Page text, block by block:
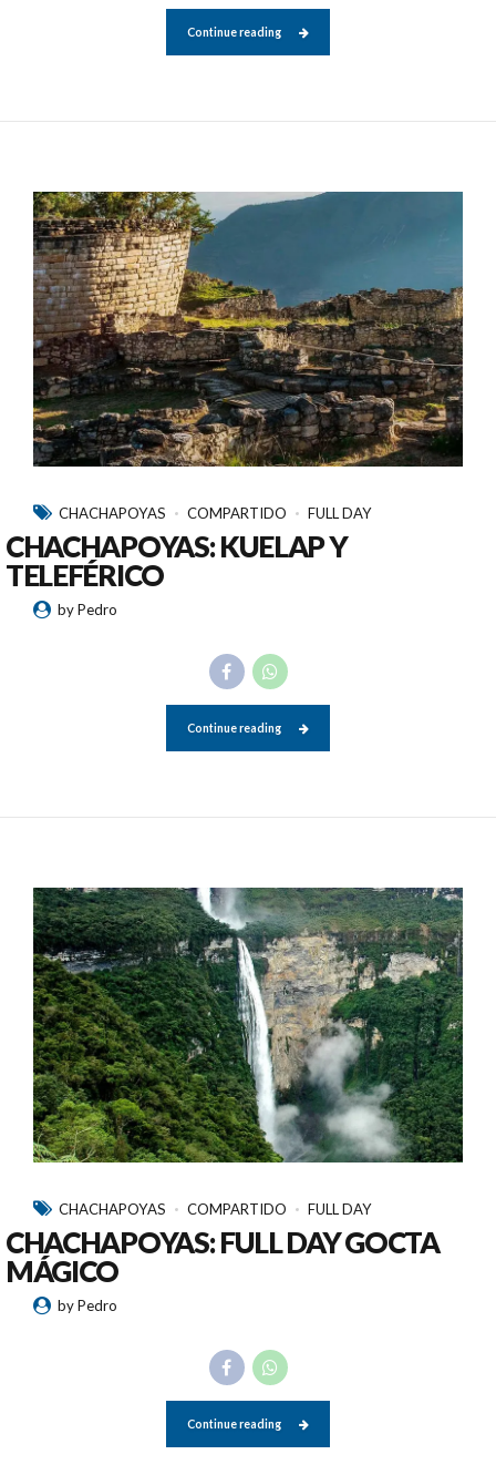
Continue reading
CHACHAPOYAS COMPARTIDO FULL DAY
CHACHAPOYAS: KUELAP Y
TELEFÉRICO
by Pedro
Continue reading
CHACHAPOYAS COMPARTIDO FULL DAY
CHACHAPOYAS: FULL DAY GOCTA
MÁGICO
by Pedro
Continue reading